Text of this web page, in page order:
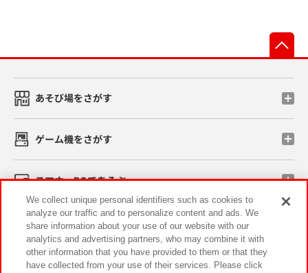
あそび場をさがす
ゲーム機をさがす
スマホ・PCであそぶ
イベント・キャンペーン
We collect unique personal identifiers such as cookies to
analyze our traffic and to personalize content and ads. We
share information about your use of our website with our
analytics and advertising partners, who may combine it with
other information that you have provided to them or that they
have collected from your use of their services. Please click